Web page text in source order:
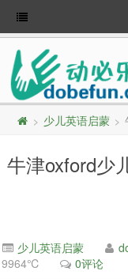
> 少儿英语启蒙 >
牛津oxford少
少儿英语启蒙
9964℃
0评论